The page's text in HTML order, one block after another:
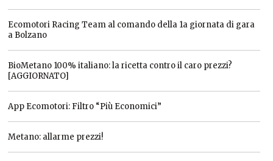
Ecomotori Racing Team al comando della 1a giornata di gara
a Bolzano
BioMetano 100% italiano: la ricetta contro il caro prezzi?
[AGGIORNATO]
App Ecomotori: Filtro “Più Economici”
Metano: allarme prezzi!